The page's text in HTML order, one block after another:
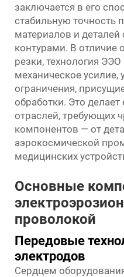
заключается в его
стабильную точность
материалов и
контурами. В отличие
резки, технология ЭЭО
механическое усилие,
ограничения,
обработки. Это
отраслей, требующих
компонентов — от
аэрокосмической
медицинских
Основные
проволокой
Передовые
электродов
Сердцем